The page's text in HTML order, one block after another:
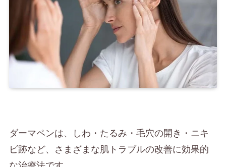
ダーマペンは、しわ・たるみ・毛穴の開き・ニキ
ビ跡など、さまざまな肌トラブルの改善に効果的
な治療法です。